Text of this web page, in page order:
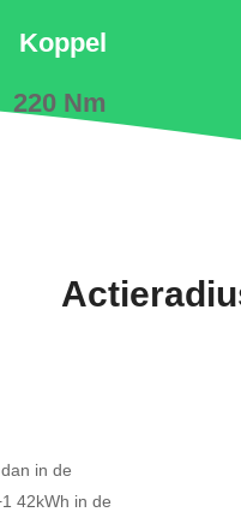
Koppel
220 Nm
in de
42kWh in de